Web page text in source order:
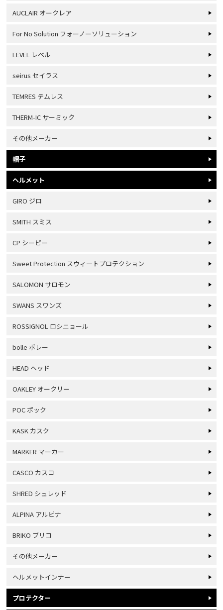
AUCLAIR オークレア
For No Solution フォーノーソリューション
LEVEL レベル
seirus セイラス
TEMRES テムレス
THERM-IC サーミック
その他メーカー
帽子
ヘルメット
GIRO ジロ
SMITH スミス
CP シーピー
Sweet Protection スウィートプロテクション
SALOMON サロモン
SWANS スワンズ
ROSSIGNOL ロシニョール
bolle ボレー
HEAD ヘッド
OAKLEY オークリー
POC ポック
KASK カスク
MARKER マーカー
CASCO カスコ
SHRED シュレッド
ALPINA アルピナ
BRIKO ブリコ
その他メーカー
ヘルメットインナー
プロテクター